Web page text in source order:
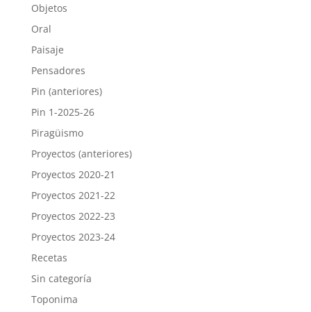
Objetos
Oral
Paisaje
Pensadores
Pin (anteriores)
Pin 1-2025-26
Piragüismo
Proyectos (anteriores)
Proyectos 2020-21
Proyectos 2021-22
Proyectos 2022-23
Proyectos 2023-24
Recetas
Sin categoría
Toponima